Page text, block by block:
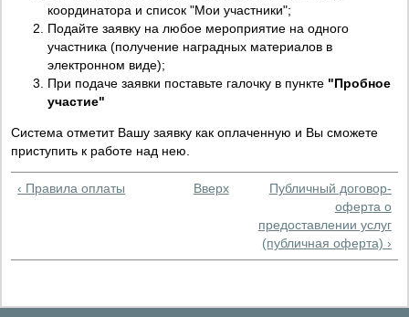
координатора и список "Мои участники";
Подайте заявку на любое мероприятие на одного
участника (получение наградных материалов в
электронном виде);
При подаче заявки поставьте галочку в пункте "Пробное
участие"
Система отметит Вашу заявку как оплаченную и Вы сможете
приступить к работе над нею.
‹ Правила оплаты Вверх
Публичный договор-
оферта о
предоставлении услуг
(публичная оферта) ›